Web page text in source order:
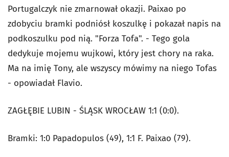
Portugalczyk nie zmarnował okazji. Paixao po
zdobyciu bramki podniósł koszulkę i pokazał napis na
podkoszulku pod nią. "Forza Tofa". - Tego gola
dedykuje mojemu wujkowi, który jest chory na raka.
Ma na imię Tony, ale wszyscy mówimy na niego Tofas
- opowiadał Flavio.
ZAGŁĘBIE LUBIN - ŚLĄSK WROCŁAW 1:1 (0:0).
Bramki: 1:0 Papadopulos (49), 1:1 F. Paixao (79).